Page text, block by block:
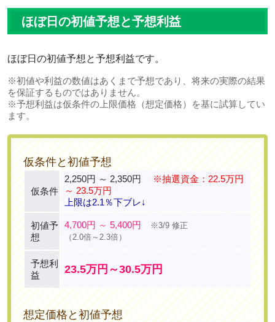
ほぼ日の初値予想と予想利益
ほぼ日の初値予想と予想利益です。
※初値や利益の数値はあくまで予想であり、将来の実際の結果
を保証するものではありません。
※予想利益は仮条件の上限価格（想定価格）を基に試算してい
ます。
仮条件と初値予想
仮条件
2,250円 ～ 2,350円
※抽選資金：22.5万円
～ 23.5万円
上限は2.1％下ブレ↓
初値予
想
4,700円 ～ 5,400円
※3/9 修正
（2.0倍～2.3倍）
予想利
益
23.5万円～30.5万円
想定価格と初値予想